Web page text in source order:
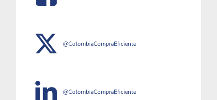
@ColombiaCompraEficiente
@ColombiaCompraEficiente